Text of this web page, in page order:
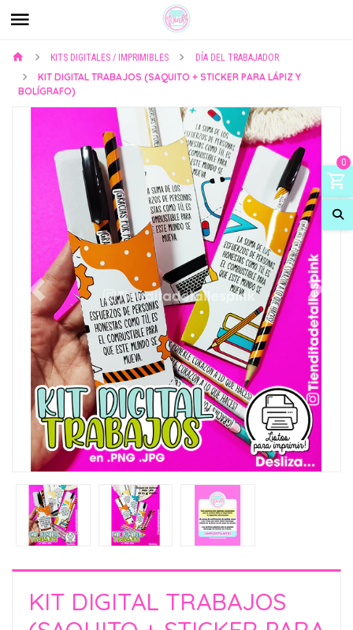
0
KITS DIGITALES / IMPRIMIBLES DÍA DEL TRABAJADOR
KIT DIGITAL TRABAJOS (SAQUITO + STICKER PARA LÁPIZ Y
BOLÍGRAFO)
Previous Next
KIT DIGITAL TRABAJOS